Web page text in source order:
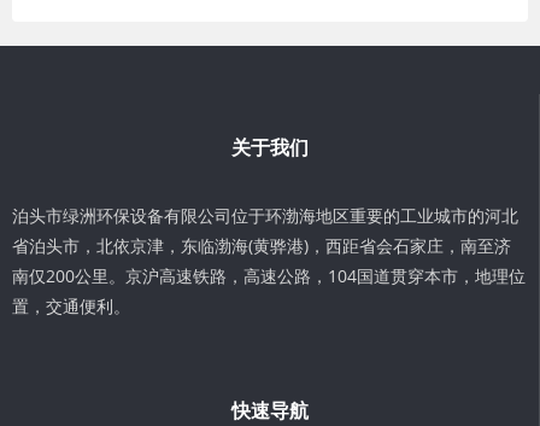
关于我们
泊头市绿洲环保设备有限公司位于环渤海地区重要的工业城市的河北
省泊头市，北依京津，东临渤海(黄骅港)，西距省会石家庄，南至济
南仅200公里。京沪高速铁路，高速公路，104国道贯穿本市，地理位
置，交通便利。
快速导航